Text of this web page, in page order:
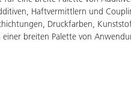
Haftvermittlern und
Druckfarben,
breiten Palette von